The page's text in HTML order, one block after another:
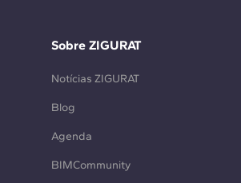
Sobre ZIGURAT
Notícias ZIGURAT
Blog
Agenda
BIMCommunity